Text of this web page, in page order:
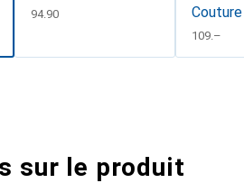
CHF
94.90
Couture
CHF
109.–
sur le produit